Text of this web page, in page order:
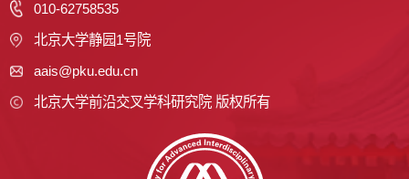
010-62758535
北京大学静园1号院
aais@pku.edu.cn
北京大学前沿交叉学科研究院 版权所有